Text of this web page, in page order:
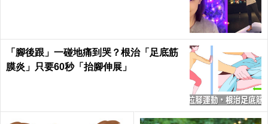
「腳後跟」一碰地痛到哭？根治「足底筋
膜炎」只要60秒「抬腳伸展」